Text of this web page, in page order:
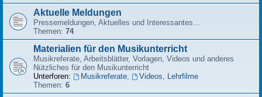
Aktuelle Meldungen
Pressemeldungen, Aktuelles und Interessantes...
Themen: 74
Materialien für den Musikunterricht
Musikreferate, Arbeitsblätter, Vorlagen, Videos und anderes
Nützliches für den Musikunterricht
Unterforen:
Musikreferate,
Videos, Lehrfilme
Themen: 6